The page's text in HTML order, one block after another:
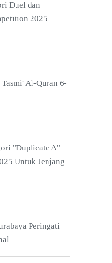
Duel dan
2025
Al-Quran 6-
"Duplicate A"
Untuk Jenjang
Peringati